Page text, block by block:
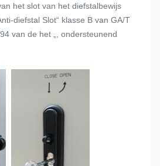
het slot van het diefstalbewijs
diefstal Slot“ klasse B van GA/T
van de het „, ondersteunend